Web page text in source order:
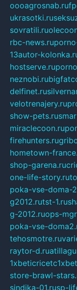
oooagrosnab.ru
ukrasotki.ru
sovratili.ru
rbc-news.ru
13autor-
hostserve.ru
neznobi.ru
delfinet.ru
velotrenajery.ru
show-pets.ru
miraclecoon.ru
firehunters.ru
hometown-
shop-garena.ru
one-life-story.ru
poka-vse-doma-
g2012.rutst-1.ru
g-2012.ruops-
poka-vse-
tehosmotre.ru
raytor-d.ru
store-brawl-
sindika-01.rusp-